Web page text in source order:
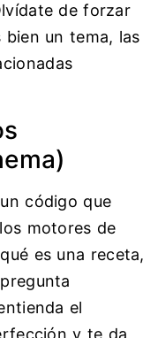
de forzar
bien un tema, las
código que
motores de
es una receta,
el